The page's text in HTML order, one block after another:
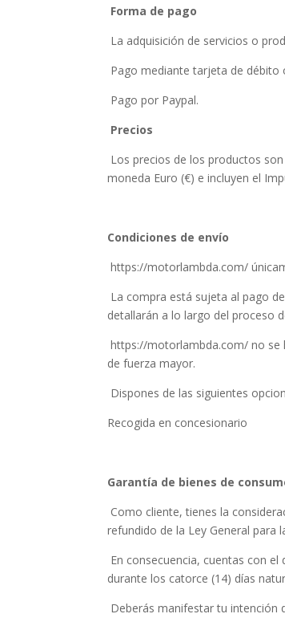
Forma de pago
La adquisición de servicios o
Pago mediante tarjeta de débito
Pago por Paypal.
Precios
Los precios de los productos
moneda Euro (€) e incluyen el
Condiciones de envío
https://motorlambda.com/
La compra está sujeta al pago
detallarán a lo largo del proceso
https://motorlambda.com/ no se
de fuerza mayor.
Dispones de las siguientes
Recogida en concesionario
Garantía de bienes de
Como cliente, tienes la
refundido de la Ley General para
En consecuencia, cuentas con
durante los catorce (14) días
Deberás manifestar tu intención